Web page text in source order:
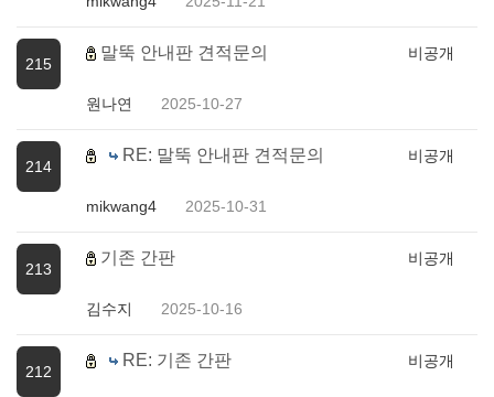
215
말뚝 안내판 견적문의
원나연 2025-10-27
비공개
214
RE: 말뚝 안내판 견적문의
mikwang4 2025-10-31
비공개
213
기존 간판
김수지 2025-10-16
비공개
212
RE: 기존 간판 비공개